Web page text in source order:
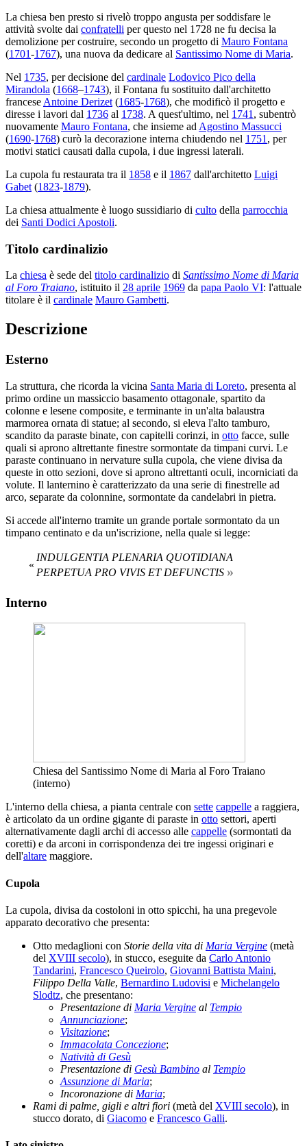
La chiesa ben presto si rivelò troppo angusta per soddisfare le
attività svolte dai confratelli per questo nel 1728 ne fu decisa la
demolizione per costruire, secondo un progetto di Mauro Fontana
(1701-1767), una nuova da dedicare al Santissimo Nome di Maria.
Nel 1735, per decisione del cardinale Lodovico Pico della
Mirandola (1668–1743), il Fontana fu sostituito dall'architetto
francese Antoine Derizet (1685-1768), che modificò il progetto e
diresse i lavori dal 1736 al 1738. A quest'ultimo, nel 1741 , subentrò
nuovamente Mauro Fontana, che insieme ad Agostino Massucci
(1690-1768) curò la decorazione interna chiudendo nel 1751 , per
motivi statici causati dalla cupola, i due ingressi laterali.
La cupola fu restaurata tra il 1858 e il 1867 dall'architetto Luigi
Gabet (1823-1879).
La chiesa attualmente è luogo sussidiario di culto della parrocchia
dei Santi Dodici Apostoli.
Titolo cardinalizio
La chiesa è sede del titolo cardinalizio di Santissimo Nome di Maria
al Foro Traiano, istituito il 28 aprile 1969 da papa Paolo VI: l'attuale
titolare è il cardinale Mauro Gambetti.
Descrizione
Esterno
La struttura, che ricorda la vicina Santa Maria di Loreto, presenta al
primo ordine un massiccio basamento ottagonale, spartito da
colonne e lesene composite, e terminante in un'alta balaustra
marmorea ornata di statue; al secondo, si eleva l'alto tamburo,
scandito da paraste binate, con capitelli corinzi, in otto facce, sulle
quali si aprono altrettante finestre sormontate da timpani curvi. Le
paraste continuano in nervature sulla cupola, che viene divisa da
queste in otto sezioni, dove si aprono altrettanti oculi, incorniciati da
volute. Il lanternino è caratterizzato da una serie di finestrelle ad
arco, separate da colonnine, sormontate da candelabri in pietra.
Si accede all'interno tramite un grande portale sormontato da un
timpano centinato e da un'iscrizione, nella quale si legge:
«
INDULGENTIA PLENARIA QUOTIDIANA
PERPETUA PRO VIVIS ET DEFUNCTIS »
Interno
Chiesa del Santissimo Nome di Maria al Foro Traiano
(interno)
L'interno della chiesa, a pianta centrale con sette cappelle a raggiera,
è articolato da un ordine gigante di paraste in otto settori, aperti
alternativamente dagli archi di accesso alle cappelle (sormontati da
coretti) e da arconi in corrispondenza dei tre ingessi originari e
dell'altare maggiore.
Cupola
La cupola, divisa da costoloni in otto spicchi, ha una pregevole
apparato decorativo che presenta:
Otto medaglioni con Storie della vita di Maria Vergine (metà
del XVIII secolo), in stucco, eseguite da Carlo Antonio
Tandarini, Francesco Queirolo, Giovanni Battista Maini,
Filippo Della Valle, Bernardino Ludovisi e Michelangelo
Slodtz, che presentano:
Presentazione di Maria Vergine al Tempio
Annunciazione;
Visitazione;
Immacolata Concezione;
Natività di Gesù
Presentazione di Gesù Bambino al Tempio
Assunzione di Maria;
Incoronazione di Maria;
Rami di palme, gigli e altri fiori (metà del XVIII secolo), in
stucco dorato, di Giacomo e Francesco Galli.